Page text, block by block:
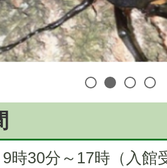
1 2 3 4
時30分～17時（入館